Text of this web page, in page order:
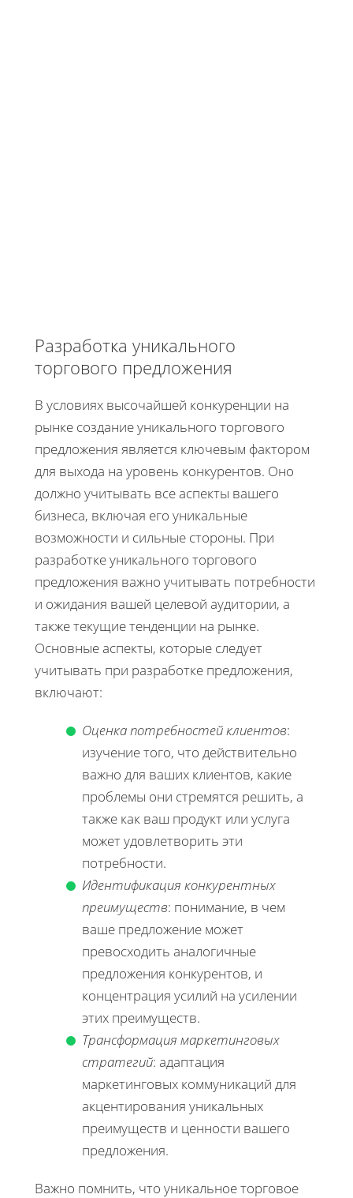
Разработка уникального
торгового предложения
В условиях высочайшей конкуренции на
рынке создание уникального торгового
предложения является ключевым фактором
для выхода на уровень конкурентов. Оно
должно учитывать все аспекты вашего
бизнеса, включая его уникальные
возможности и сильные стороны. При
разработке уникального торгового
предложения важно учитывать потребности
и ожидания вашей целевой аудитории, а
также текущие тенденции на рынке.
Основные аспекты, которые следует
учитывать при разработке предложения,
включают:
Оценка потребностей клиентов:
изучение того, что действительно
важно для ваших клиентов, какие
проблемы они стремятся решить, а
также как ваш продукт или услуга
может удовлетворить эти
потребности.
Идентификация конкурентных
преимуществ: понимание, в чем
ваше предложение может
превосходить аналогичные
предложения конкурентов, и
концентрация усилий на усилении
этих преимуществ.
Трансформация маркетинговых
стратегий: адаптация
маркетинговых коммуникаций для
акцентирования уникальных
преимуществ и ценности вашего
предложения.
Важно помнить, что уникальное торговое